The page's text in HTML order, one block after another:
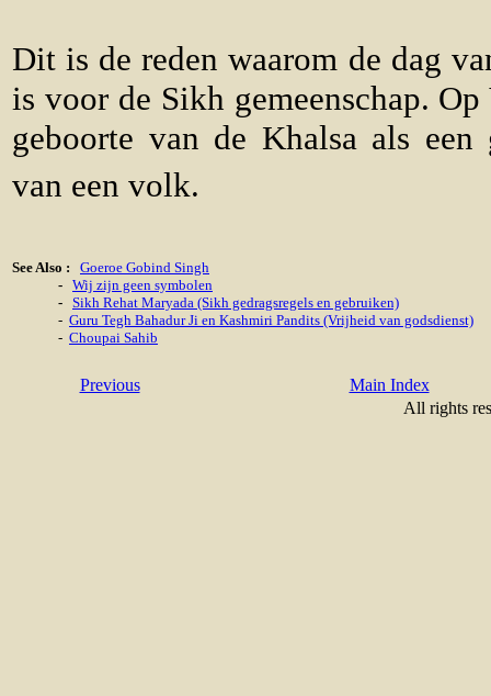
Dit is de reden waarom de dag
is voor de Sikh gemeenschap.
geboorte van de Khalsa als een
van een volk.
See Also :
Goeroe Gobind Singh
- Wij zijn geen symbolen
- Sikh Rehat Maryada (Sikh gedragsregels en gebruiken)
- Guru Tegh Bahadur Ji en Kashmiri Pandits (Vrijheid van godsdienst)
- Choupai Sahib
Previous
Main Index
All rights